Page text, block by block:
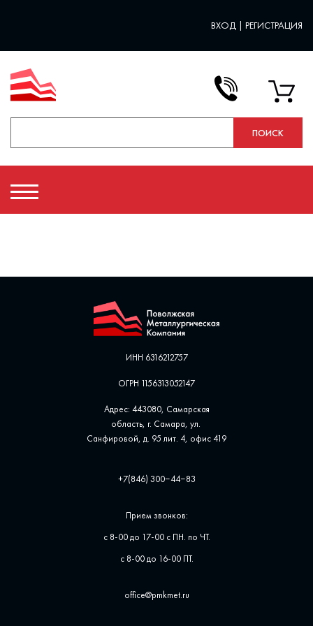
ВХОД | РЕГИСТРАЦИЯ
ИНН 6316212757
ОГРН 1156313052147
Адрес: 443080, Самарская
область, г. Самара, ул. ​
Санфировой, д. 95 лит. 4, офис ​419
+7(846) 300‒44‒83
Прием звонков:
с 8-00 до 17-00 с ПН. по ЧТ.
с 8-00 до 16-00 ПТ.
office@pmkmet.ru